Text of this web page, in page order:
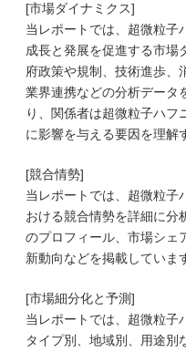
[市場ダイナミクス]
当レポートでは、超微粒子
成長と発展を促進する市場
府政策や規制、技術進歩、
業界連携などの分析データ
り、関係者は超微粒子ハフ
に影響を与える要因を理解
[競合情勢]
当レポートでは、超微粒子
おける競合情勢を詳細に分
のプロフィール、市場シェ
新動向などを掲載していま
[市場細分化と予測]
当レポートでは、超微粒子
タイプ別、地域別、用途別